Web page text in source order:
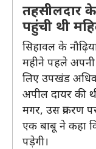
तहसीलदार
पहुंची थी
सिहावल के
महीने पहले अपनी
लिए उपखंड
अपील दायर की
मगर, उस प्रकरण
एक बाबू ने कहा
पड़ेगी।